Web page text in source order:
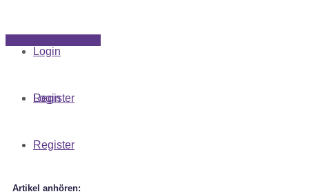
Login
Register
Login
Register
Artikel anhören: